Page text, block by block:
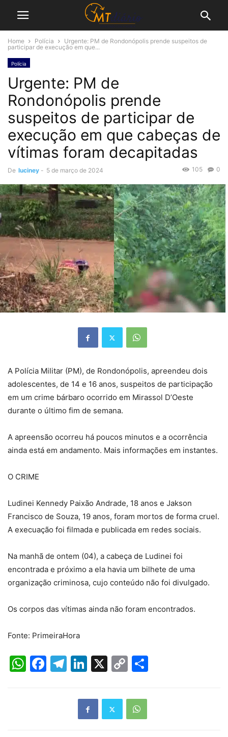
Home Polícia
Urgente: PM de Rondonópolis prende suspeitos de
participar de execução em que...
Polícia
Urgente: PM de
Rondonópolis prende
suspeitos de participar de
execução em que cabeças de
vítimas foram decapitadas
De luciney - 5 de março de 2024 0
105
A Polícia Militar (PM), de Rondonópolis, apreendeu dois
adolescentes, de 14 e 16 anos, suspeitos de participação
em um crime bárbaro ocorrido em Mirassol D’Oeste
durante o último fim de semana.
A apreensão ocorreu há poucos minutos e a ocorrência
ainda está em andamento. Mais informações em instantes.
O CRIME
Ludinei Kennedy Paixão Andrade, 18 anos e Jakson
Francisco de Souza, 19 anos, foram mortos de forma cruel.
A execuação foi filmada e publicada em redes sociais.
Na manhã de ontem (04), a cabeça de Ludinei foi
encontrada e próximo a ela havia um bilhete de uma
organização criminosa, cujo conteúdo não foi divulgado.
Os corpos das vítimas ainda não foram encontrados.
Fonte: PrimeiraHora
WhatsApp
Facebook
Telegram
LinkedIn
X
Copy